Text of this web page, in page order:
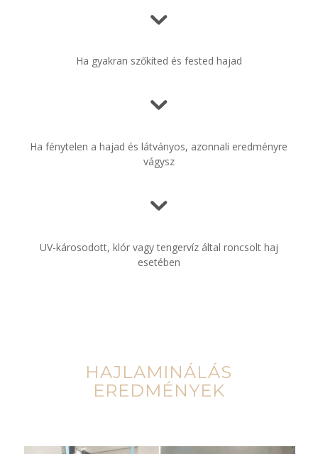
Ha gyakran szőkíted és fested hajad
Ha fénytelen a hajad és látványos, azonnali eredményre
vágysz
UV-károsodott, klór vagy tengervíz által roncsolt haj
esetében
HAJLAMINÁLÁS
EREDMÉNYEK